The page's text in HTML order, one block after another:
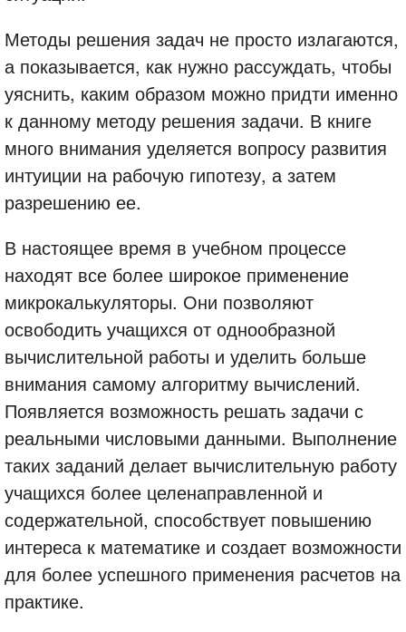
Методы решения задач не просто излагаются,
а показывается, как нужно рассуждать, чтобы
уяснить, каким образом можно придти именно
к данному методу решения задачи. В книге
много внимания уделяется вопросу развития
интуиции на рабочую гипотезу, а затем
разрешению ее.
В настоящее время в учебном процессе
находят все более широкое применение
микрокалькуляторы. Они позволяют
освободить учащихся от однообразной
вычислительной работы и уделить больше
внимания самому алгоритму вычислений.
Появляется возможность решать задачи с
реальными числовыми данными. Выполнение
таких заданий делает вычислительную работу
учащихся более целенаправленной и
содержательной, способствует повышению
интереса к математике и создает возможности
для более успешного применения расчетов на
практике.